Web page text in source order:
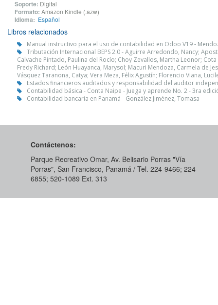
Soporte: Digital
Formato: Amazon Kindle (.azw)
Idioma: Español
Libros relacionados
Manual instructivo para el uso de contabilidad en Odoo V19 -
Tributación Internacional BEPS 2.0 - Aguirre Arredondo, Nancy;
Calvache Pintado, Paulina del Rocío; Choy Zevallos, Martha Leonor;
Fredy Richard; León Huayanca, Marysol; Macuri Mendoza, Carmela de
Vásquez Taranona, Catya; Vera Meza, Félix Agustín; Florencio Viana,
Estados financieros auditados y responsabilidad del auditor
Contabilidad básica - Conta Naipe - Juega y aprende No. 2 - 3ra
Contabilidad bancaria en Panamá - González Jiménez, Tomasa
Contáctenos:
Parque Recreativo Omar, Av. Belisario Porras "Vía
Porras", San Francisco, Panamá / Tel. 224-9466; 224-
6855; 520-1089​ Ext. 313